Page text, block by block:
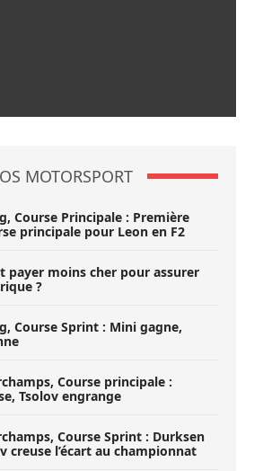
MOTORSPORT
Course Principale : Première
principale pour Leon en F2
payer moins cher pour assurer
?
Course Sprint : Mini gagne,
Course principale :
Tsolov engrange
Course Sprint : Durksen
creuse l’écart au championnat